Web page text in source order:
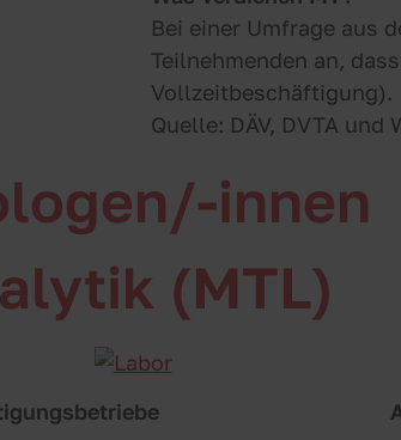
Bei einer Umfrage aus
Teilnehmenden an,
Vollzeitbeschäftigung).
Quelle: DÄV, DVTA und
innen
(MTL)